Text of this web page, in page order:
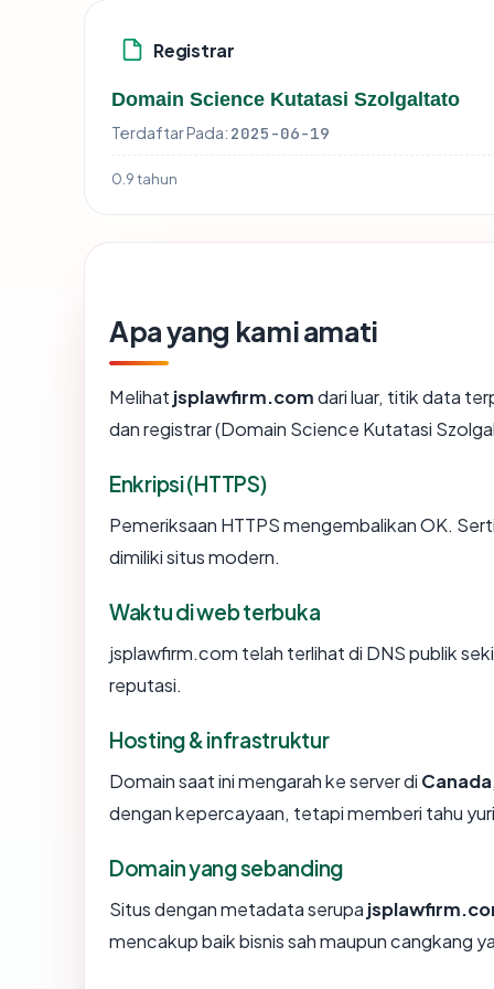
Registrar
Domain Science Kutatasi Szolgaltato
Terdaftar Pada: 2025-06-19
0.9 tahun
Apa yang kami amati
Melihat jsplawfirm.comdari luar, titik data
dan registrar (Domain Science Kutatasi
Enkripsi (HTTPS)
Pemeriksaan HTTPS mengembalikan OK.
dimiliki situs modern.
Waktu di web terbuka
jsplawfirm.com telah terlihat di DNS publik
reputasi.
Hosting & infrastruktur
Domain saat ini mengarah ke server di Canada
dengan kepercayaan, tetapi memberi tahu
Domain yang sebanding
Situs dengan metadata serupa
mencakup baik bisnis sah maupun cangkang